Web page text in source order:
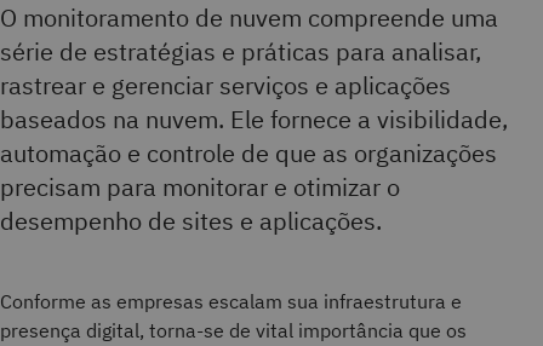
O monitoramento de nuvem compreende uma
série de estratégias e práticas para analisar,
rastrear e gerenciar serviços e aplicações
baseados na nuvem. Ele fornece a visibilidade,
automação e controle de que as organizações
precisam para monitorar e otimizar o
desempenho de sites e aplicações.
Conforme as empresas escalam sua infraestrutura e
presença digital, torna-se de vital importância que os